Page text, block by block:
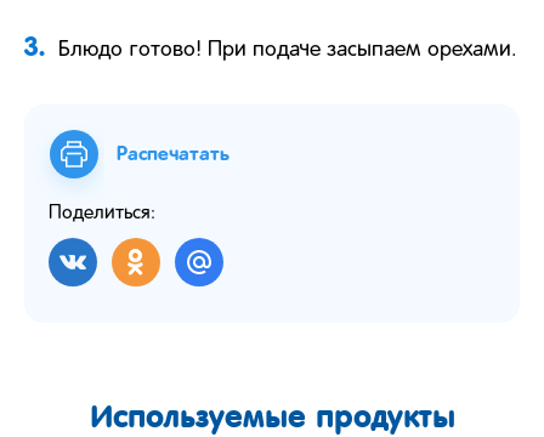
3. Блюдо готово! При подаче засыпаем орехами.
Распечатать
Поделиться:
Используемые продукты